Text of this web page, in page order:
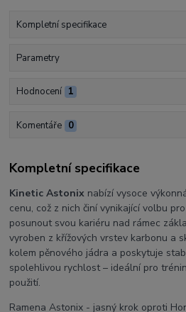
Kompletní specifikace
Parametry
Hodnocení 1
Komentáře 0
Kompletní specifikace
Kinetic Astonix nabízí vysoce
cenu, což z nich činí vynikající volbu
posunout svou kariéru nad rámec
vyroben z křížových vrstev karbonu a
kolem pěnového jádra a poskytuje
spolehlivou rychlost – ideální pro
použití.
Ramena Astonix - jasný krok oproti